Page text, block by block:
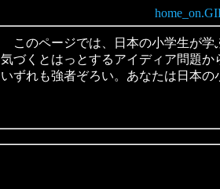
このページでは、日本の小学生が学
気づくとはっとするアイディア問題か
いずれも強者ぞろい。あなたは日本の